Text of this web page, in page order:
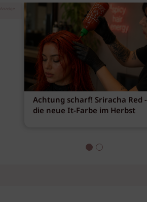
Anzeige
Achtung scharf! Sriracha Red -
die neue It-Farbe im Herbst